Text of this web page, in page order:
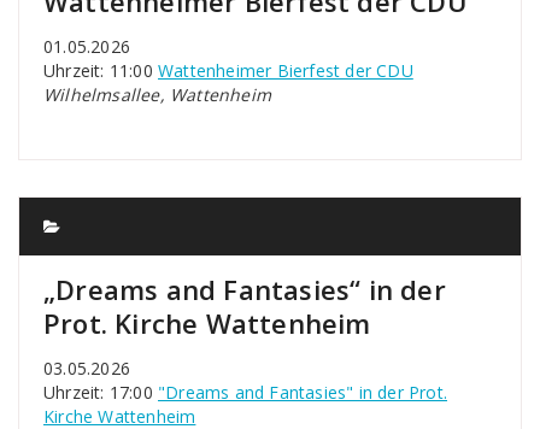
01.05.2026
Uhrzeit: 11:00 Wattenheimer Bierfest der CDU
Wilhelmsallee, Wattenheim
„Dreams and Fantasies“ in der
Prot. Kirche Wattenheim
03.05.2026
Uhrzeit: 17:00 "Dreams and Fantasies" in der Prot.
Kirche Wattenheim